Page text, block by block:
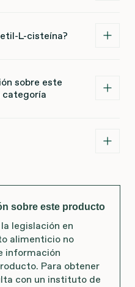
L-cisteína?
sobre este
categoría
sobre este producto
legislación en
alimenticio no
información
Para obtener
con un instituto de